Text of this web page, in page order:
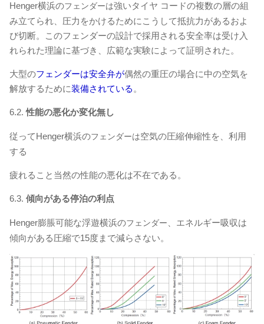
Henger横浜のフェンダーは強いタイヤ コードの複数の層の組
み立てられ、圧力をかけるためにこうして抵抗力があるおよ
び切断。このフェンダーの設計で採用される安全率は受け入
れられた理論に基づき、広範な実験によって証明された。
大型のフェンダーは安全弁が偶然の重圧の場合に中の空気を
解放するために装備されている 。
6.2.性能の悪化か変化無し
従ってHenger横浜のフェンダーは空気の圧縮伸縮性を、利用
する
疲れること当然の性能の悪化は不在である。
6.3. 傾向がある停泊の利点
Henger膨脹可能な浮遊横浜のフェンダー 、エネルギー吸収は
傾向がある圧縮で15度まで減らさない。